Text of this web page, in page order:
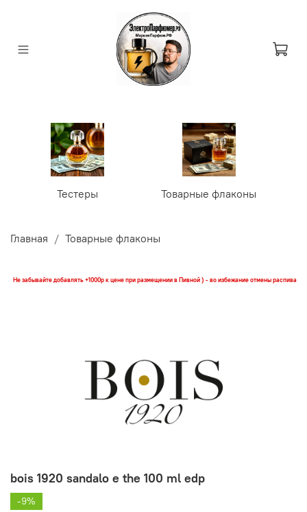
Тестеры Товарные флаконы
Главная Товарные флаконы
Не забывайте добавлять +1000р к цене при размещении в Пивной ) - во избежание отмены распива
bois 1920 sandalo e the 100 ml edp
-9%